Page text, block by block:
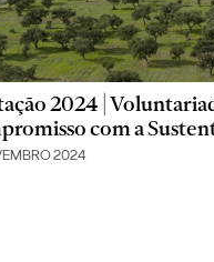
2024 |
com a
2024